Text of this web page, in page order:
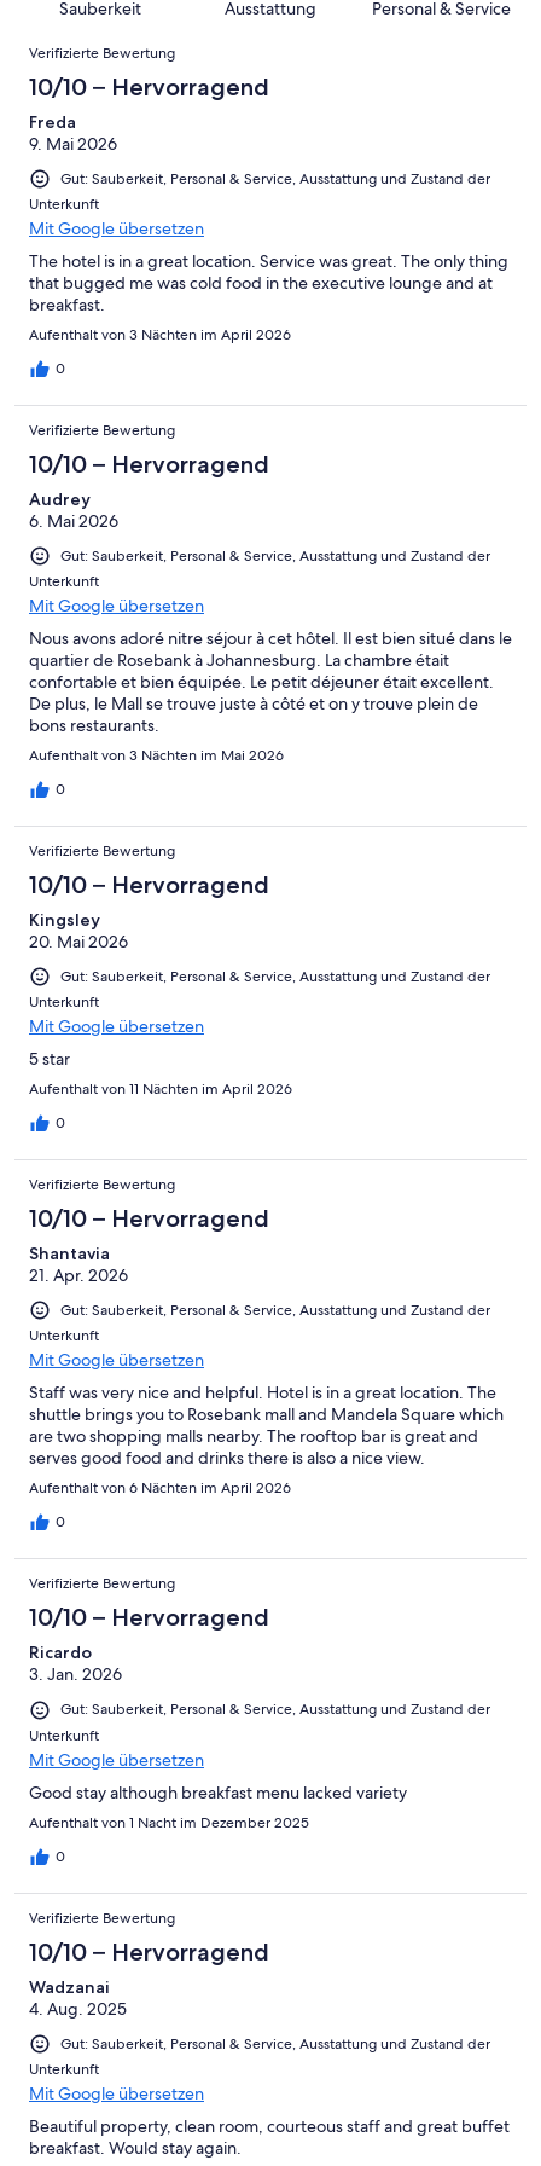
Hervorragend
Gut
Okay
von
Schlecht
haben
eine
von
Ungenügend
Sauberkeit Ausstattung Personal & Service
Bewertungen
Verifizierte Bewertung
10/10 – Hervorragend
Freda
9. Mai 2026
Gut: Sauberkeit, Personal & Service, Ausstattung und Zustand der
Unterkunft
Mit Google übersetzen
The hotel is in a great location. Service was great. The only thing
that bugged me was cold food in the executive lounge and at
breakfast.
Aufenthalt von 3 Nächten im April 2026
0
Verifizierte Bewertung
10/10 – Hervorragend
Audrey
6. Mai 2026
Gut: Sauberkeit, Personal & Service, Ausstattung und Zustand der
Unterkunft
Mit Google übersetzen
Nous avons adoré nitre séjour à cet hôtel. Il est bien situé dans le
quartier de Rosebank à Johannesburg. La chambre était
confortable et bien équipée. Le petit déjeuner était excellent.
De plus, le Mall se trouve juste à côté et on y trouve plein de
bons restaurants.
Aufenthalt von 3 Nächten im Mai 2026
0
Verifizierte Bewertung
10/10 – Hervorragend
Kingsley
20. Mai 2026
Gut: Sauberkeit, Personal & Service, Ausstattung und Zustand der
Unterkunft
Mit Google übersetzen
5 star
Aufenthalt von 11 Nächten im April 2026
0
Verifizierte Bewertung
10/10 – Hervorragend
Shantavia
21. Apr. 2026
Gut: Sauberkeit, Personal & Service, Ausstattung und Zustand der
Unterkunft
Mit Google übersetzen
Staff was very nice and helpful. Hotel is in a great location. The
shuttle brings you to Rosebank mall and Mandela Square which
are two shopping malls nearby. The rooftop bar is great and
serves good food and drinks there is also a nice view.
Aufenthalt von 6 Nächten im April 2026
0
Verifizierte Bewertung
10/10 – Hervorragend
Ricardo
3. Jan. 2026
Gut: Sauberkeit, Personal & Service, Ausstattung und Zustand der
Unterkunft
Mit Google übersetzen
Good stay although breakfast menu lacked variety
Aufenthalt von 1 Nacht im Dezember 2025
0
Verifizierte Bewertung
10/10 – Hervorragend
Wadzanai
4. Aug. 2025
Gut: Sauberkeit, Personal & Service, Ausstattung und Zustand der
Unterkunft
Mit Google übersetzen
Beautiful property, clean room, courteous staff and great buffet
breakfast. Would stay again.